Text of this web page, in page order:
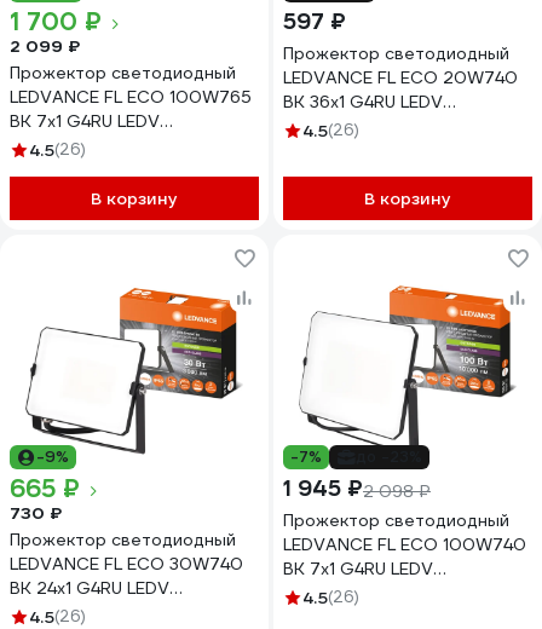
1 700 ₽
2 099 ₽
Прожектор светодиодный
LEDVANCE FL ECO 100W765
BK 7x1 G4RU LEDV
4099854400179
4.5(26)
В корзину
597 ₽
Прожектор светодиодный
LEDVANCE FL ECO 20W740
BK 36x1 G4RU LEDV
4099854400032
4.5(26)
В корзину
-9%
665 ₽
730 ₽
Прожектор светодиодный
LEDVANCE FL ECO 30W740
BK 24x1 G4RU LEDV
4099854400070
4.5(26)
-7%
1 945 ₽2 098 ₽
Прожектор светодиодный
LEDVANCE FL ECO 100W740
BK 7x1 G4RU LEDV
4099854400155
4.5(26)